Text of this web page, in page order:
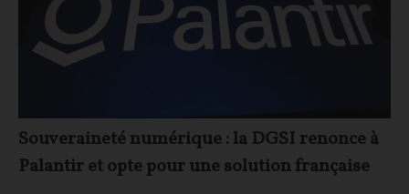
Souveraineté numérique : la DGSI renonce à
Palantir et opte pour une solution française